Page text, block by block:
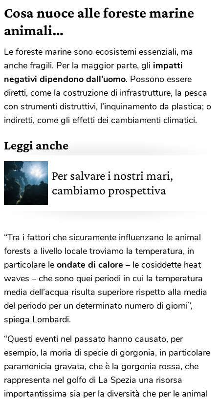
Cosa nuoce alle foreste marine
animali…
Le foreste marine sono ecosistemi essenziali, ma
anche fragili. Per la maggior parte, gli impatti
negativi dipendono dall’uomo. Possono essere
diretti, come la costruzione di infrastrutture, la pesca
con strumenti distruttivi, l’inquinamento da plastica; o
indiretti, come gli effetti dei cambiamenti climatici.
Leggi anche
Per salvare i nostri mari,
cambiamo prospettiva
“Tra i fattori che sicuramente influenzano le animal
forests a livello locale troviamo la temperatura, in
particolare le ondate di calore – le cosiddette heat
waves – che sono quei periodi in cui la temperatura
media dell’acqua risulta superiore rispetto alla media
del periodo per un determinato numero di giorni”,
spiega Lombardi.
“Questi eventi nel passato hanno causato, per
esempio, la moria di specie di gorgonia, in particolare
paramonicia gravata, che è la gorgonia rossa, che
rappresenta nel golfo di La Spezia una risorsa
importantissima sia per la diversità che per le animal